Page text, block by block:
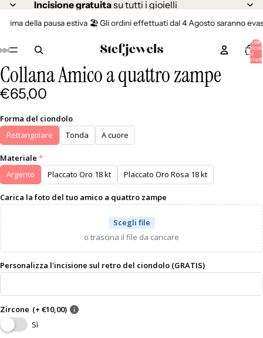
Incisione gratuitasu tutti i gioielli
della pausa estiva 🏖️ Gli ordini effettuati dal 4 Agosto saranno evasi a
Totale
articoli
nel
Apri
immagine
a
schermo
Apri
immagine
a
schermo
Apri
immagine
a
schermo
Apri
immagine
a
schermo
Apri
immagine
a
schermo
Collana Amico a quattro zampe
€65,00
Forma del ciondolo
Rettangolare
Tonda A cuore
Materiale
Argento
Placcato Oro 18 kt Placcato Oro Rosa 18 kt
Carica la foto del tuo amico a quattro zampe
Scegli file
o trascina il file da caricare
Personalizza l'incisione sul retro del ciondolo (GRATIS)
Zircone (+ €10,00)
Sì